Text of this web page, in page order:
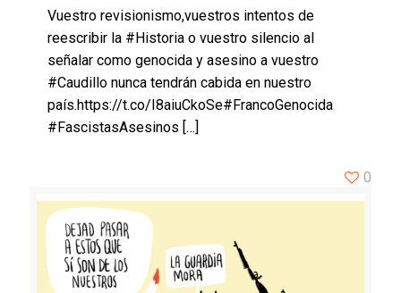
Vuestro revisionismo,vuestros intentos de
reescribir la #Historia o vuestro silencio al
señalar como genocida y asesino a vuestro
#Caudillo nunca tendrán cabida en nuestro
país.https://t.co/I8aiuCkoSe#FrancoGenocida
#FascistasAsesinos […]
0